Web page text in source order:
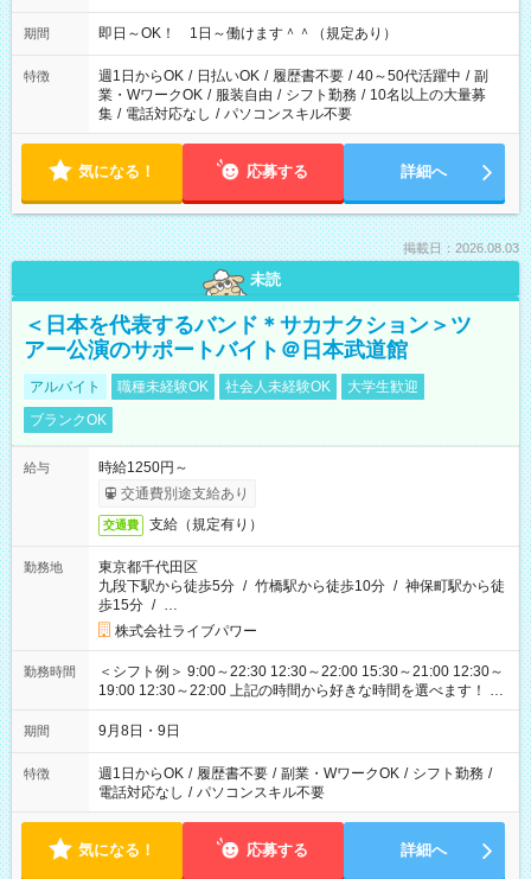
期間 即日～OK！ 1日～働けます＾＾（規定あり）
特徴 週1日からOK / 日払いOK / 履歴書不要 / 40～50代活躍中 / 副
業・WワークOK / 服装自由 / シフト勤務 / 10名以上の大量募
集 / 電話対応なし / パソコンスキル不要
気になる！ 応募する 詳細へ
掲載日：2026.08.03
未読
＜日本を代表するバンド＊サカナクション＞ツ
アー公演のサポートバイト＠日本武道館
アルバイト 職種未経験OK 社会人未経験OK
大学生歓迎
ブランクOK
給与
時給1250円～
交通費別途支給あり
交通費 支給（規定有り）
勤務地
東京都千代田区
九段下駅から徒歩5分 / 竹橋駅から徒歩10分 / 神保町駅から徒
歩15分 / …
株式会社ライブパワー
勤務時間
＜シフト例＞ 9:00～22:30 12:30～22:00 15:30～21:00 12:30～
19:00 12:30～22:00 上記の時間から好きな時間を選べます！ ※
時間は変更となる可能性があります
期間 9月8日・9日
特徴 週1日からOK / 履歴書不要 / 副業・WワークOK / シフト勤務 /
電話対応なし / パソコンスキル不要
気になる！ 応募する 詳細へ